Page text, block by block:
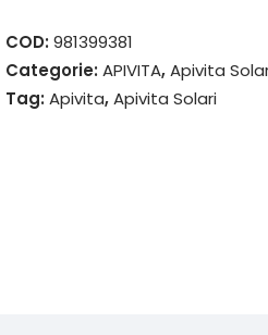
COD:981399381
Categorie:APIVITA,Apivita
Tag:Apivita,Apivita Solari